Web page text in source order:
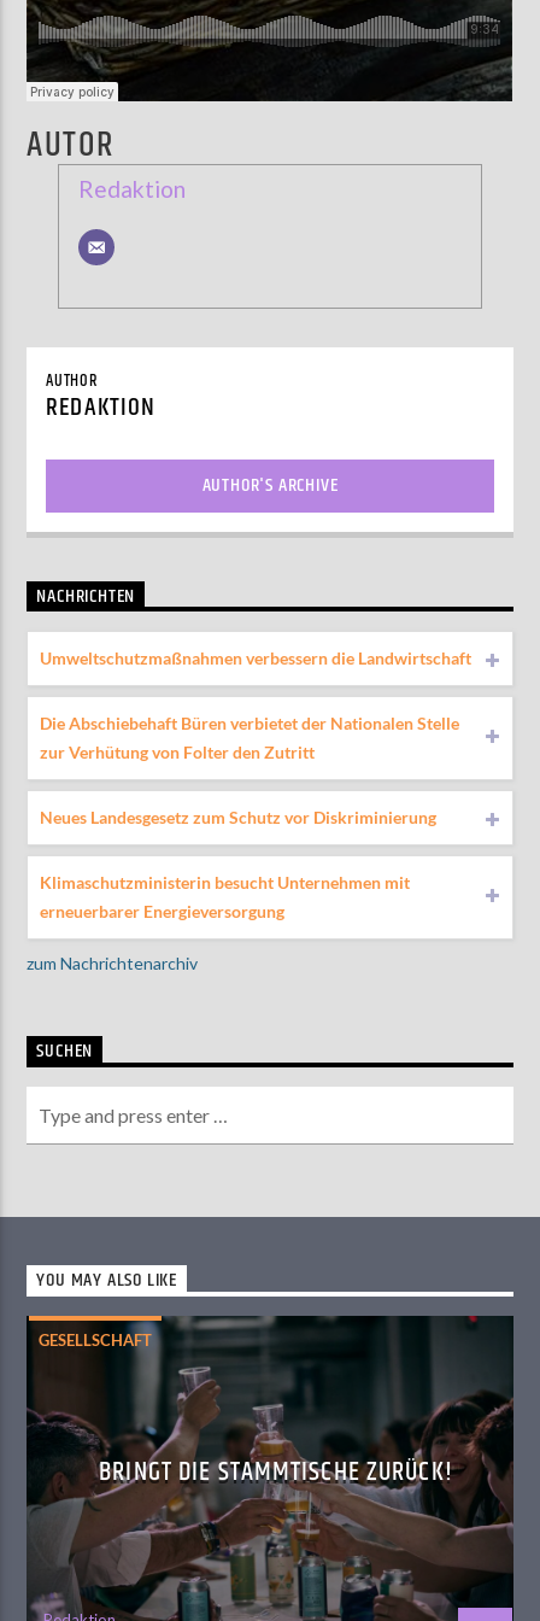
AUTOR
Redaktion
AUTHOR
REDAKTION
AUTHOR'S ARCHIVE
NACHRICHTEN
Umweltschutzmaßnahmen verbessern die Landwirtschaft
Die Abschiebehaft Büren verbietet der Nationalen Stelle
zur Verhütung von Folter den Zutritt
Neues Landesgesetz zum Schutz vor Diskriminierung
Klimaschutzministerin besucht Unternehmen mit
erneuerbarer Energieversorgung
zum Nachrichtenarchiv
SUCHEN
YOU MAY ALSO LIKE
GESELLSCHAFT
BRINGT DIE STAMMTISCHE ZURÜCK!